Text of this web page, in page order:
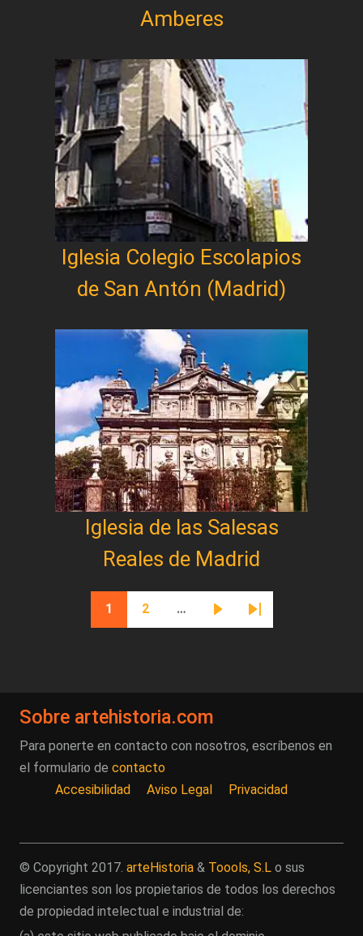
Amberes
Iglesia Colegio Escolapios
de San Antón (Madrid)
Iglesia de las Salesas
Reales de Madrid
Paginación
Página actual
1
Página
2 …
Siguiente página
Última página
Sobre artehistoria.com
Para ponerte en contacto con nosotros, escríbenos en
el formulario de contacto
Accesibilidad
Aviso Legal Privacidad
© Copyright 2017. arteHistoria & Toools, S.L o sus
licenciantes son los propietarios de todos los derechos
de propiedad intelectual e industrial de: